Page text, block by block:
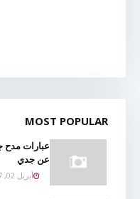
MOST POPULAR
عبارات
عن جدي
أبريل 02, 2017